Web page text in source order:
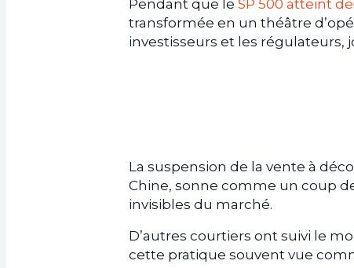
Pendant que le SP 500 atteint
transformée en un théâtre
investisseurs et les régulateurs,
La suspension de la vente à
Chine, sonne comme un coup
invisibles du marché.
D’autres courtiers ont suivi le
cette pratique souvent vue